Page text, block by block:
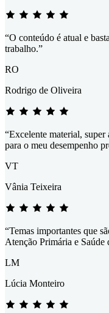
“O conteúdo é atual e
trabalho.”
RO
Rodrigo de Oliveira
“Excelente material,
para o meu desempenho
VT
Vânia Teixeira
“Temas importantes que
Atenção Primária e Saúde
LM
Lúcia Monteiro